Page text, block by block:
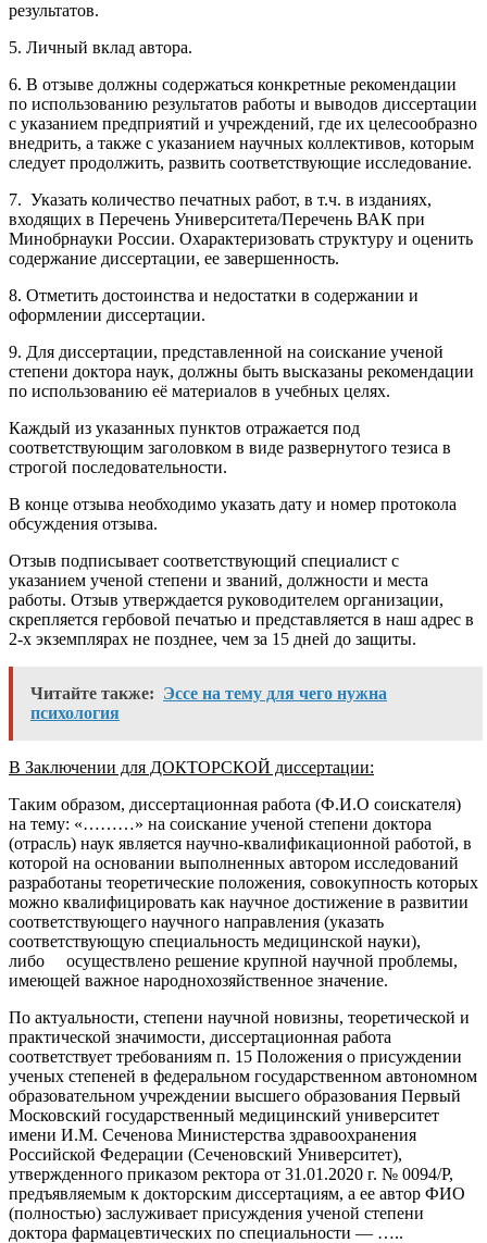
результатов.
5. Личный вклад автора.
6. В отзыве должны содержаться конкретные рекомендации
по использованию результатов работы и выводов диссертации
с указанием предприятий и учреждений, где их целесообразно
внедрить, а также с указанием научных коллективов, которым
следует продолжить, развить соответствующие исследование.
7. Указать количество печатных работ, в т.ч. в изданиях,
входящих в Перечень Университета/Перечень ВАК при
Минобрнауки России. Охарактеризовать структуру и оценить
содержание диссертации, ее завершенность.
8. Отметить достоинства и недостатки в содержании и
оформлении диссертации.
9. Для диссертации, представленной на соискание ученой
степени доктора наук, должны быть высказаны рекомендации
по использованию её материалов в учебных целях.
Каждый из указанных пунктов отражается под
соответствующим заголовком в виде развернутого тезиса в
строгой последовательности.
В конце отзыва необходимо указать дату и номер протокола
обсуждения отзыва.
Отзыв подписывает соответствующий специалист с
указанием ученой степени и званий, должности и места
работы. Отзыв утверждается руководителем организации,
скрепляется гербовой печатью и представляется в наш адрес в
2-х экземплярах не позднее, чем за 15 дней до защиты.
Читайте также: Эссе на тему для чего нужна
психология
В Заключении для ДОКТОРСКОЙ диссертации:
Таким образом, диссертационная работа (Ф.И.О соискателя)
на тему: «………» на соискание ученой степени доктора
(отрасль) наук является научно-квалификационной работой, в
которой на основании выполненных автором исследований
разработаны теоретические положения, совокупность которых
можно квалифицировать как научное достижение в развитии
соответствующего научного направления (указать
соответствующую специальность медицинской науки),
либо
осуществлено решение крупной научной проблемы,
имеющей важное народнохозяйственное значение.
По актуальности, степени научной новизны, теоретической и
практической значимости, диссертационная работа
соответствует требованиям п. 15 Положения о присуждении
ученых степеней в федеральном государственном автономном
образовательном учреждении высшего образования Первый
Московский государственный медицинский университет
имени И.М. Сеченова Министерства здравоохранения
Российской Федерации (Сеченовский Университет),
утвержденного приказом ректора от 31.01.2020 г. № 0094/Р,
предъявляемым к докторским диссертациям, а ее автор ФИО
(полностью) заслуживает присуждения ученой степени
доктора фармацевтических по специальности — …..